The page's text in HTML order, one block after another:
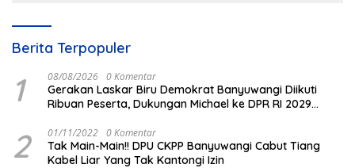
Berita Terpopuler
1 08/08/2026 0 Komentar
Gerakan Laskar Biru Demokrat Banyuwangi Diikuti
Ribuan Peserta, Dukungan Michael ke DPR RI 2029
2 01/11/2022 0 Komentar
Tak Main-Main!! DPU CKPP Banyuwangi Cabut Tiang
Kabel Liar Yang Tak Kantongi Izin